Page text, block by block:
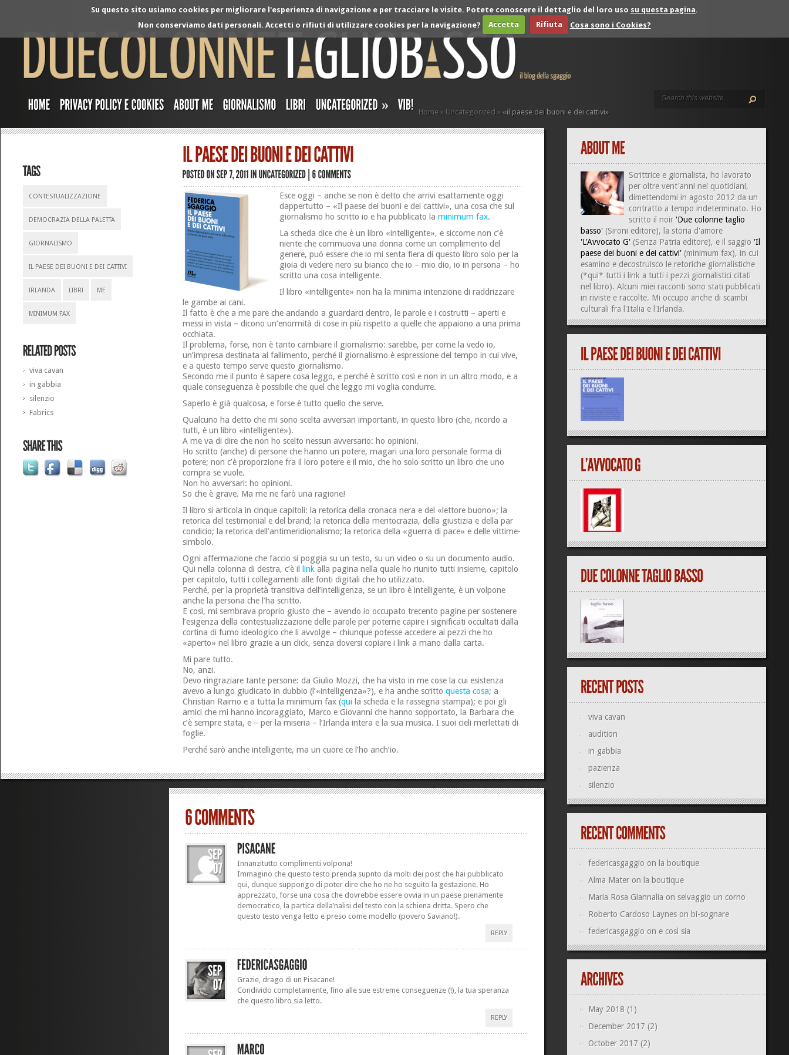
Su questo sito usiamo cookies per migliorare l'esperienza di navigazione e per tracciare le visite. Potete conoscere il dettaglio del loro uso su questa pagina.
Non conserviamo dati personali. Accetti o rifiuti di utilizzare cookies per la navigazione?
Accetta Rifiuta Cosa sono i Cookies?
» Home » Uncategorized » «il paese dei buoni e dei cattivi»
CONTESTUALIZZAZIONE
DEMOCRAZIA DELLA PALETTA
GIORNALISMO
IL PAESE DEI BUONI E DEI CATTIVI
IRLANDA LIBRI ME
MINIMUM FAX
viva cavan
in gabbia
silenzio
Fabrics
Esce oggi – anche se non è detto che arrivi esattamente oggi
dappertutto – «Il paese dei buoni e dei cattivi», una cosa che sul
giornalismo ho scritto io e ha pubblicato laminimum fax.
La scheda dice che è un libro «intelligente», e siccome non c’è
niente che commuova una donna come un complimento del
genere, può essere che io mi senta fiera di questo libro solo per la
gioia di vedere nero su bianco che io – mio dio, io in persona – ho
scritto una cosa intelligente.
Il libro «intelligente» non ha la minima intenzione di raddrizzare
le gambe ai cani.
Il fatto è che a me pare che andando a guardarci dentro, le parole e i costrutti – aperti e
messi in vista – dicono un’enormità di cose in più rispetto a quelle che appaiono a una prima
occhiata.
Il problema, forse, non è tanto cambiare il giornalismo: sarebbe, per come la vedo io,
un’impresa destinata al fallimento, perché il giornalismo è espressione del tempo in cui vive,
e a questo tempo serve questo giornalismo.
Secondo me il punto è sapere cosa leggo, e perché è scritto così e non in un altro modo, e a
quale conseguenza è possibile che quel che leggo mi voglia condurre.
Saperlo è già qualcosa, e forse è tutto quello che serve.
Qualcuno ha detto che mi sono scelta avversari importanti, in questo libro (che, ricordo a
tutti, è un libro «intelligente»).
A me va di dire che non ho scelto nessun avversario: ho opinioni.
Ho scritto (anche) di persone che hanno un potere, magari una loro personale forma di
potere; non c’è proporzione fra il loro potere e il mio, che ho solo scritto un libro che uno
compra se vuole.
Non ho avversari: ho opinioni.
So che è grave. Ma me ne farò una ragione!
Il libro si articola in cinque capitoli: la retorica della cronaca nera e del «lettore buono»; la
retorica del testimonial e del brand; la retorica della meritocrazia, della giustizia e della par
condicio; la retorica dell’antimeridionalismo; la retorica della «guerra di pace» e delle vittime-
simbolo.
Ogni affermazione che faccio si poggia su un testo, su un video o su un documento audio.
Qui nella colonna di destra, c’è il
link alla pagina nella quale ho riunito tutti insieme, capitolo
per capitolo, tutti i collegamenti alle fonti digitali che ho utilizzato.
Perché, per la proprietà transitiva dell’intelligenza, se un libro è intelligente, è un volpone
anche la persona che l’ha scritto.
E così, mi sembrava proprio giusto che – avendo io occupato trecento pagine per sostenere
l’esigenza della contestualizzazione delle parole per poterne capire i significati occultati dalla
cortina di fumo ideologico che li avvolge – chiunque potesse accedere ai pezzi che ho
«aperto» nel libro grazie a un click, senza doversi copiare i link a mano dalla carta.
Mi pare tutto.
No, anzi.
Devo ringraziare tante persone: da Giulio Mozzi, che ha visto in me cose la cui esistenza
avevo a lungo giudicato in dubbio (l’«intelligenza»?), e ha anche scrittoquesta cosa; a
Christian Raimo e a tutta la minimum fax (qui la scheda e la rassegna stampa); e poi gli
amici che mi hanno incoraggiato, Marco e Giovanni che hanno sopportato, la Barbara che
c’è sempre stata, e – per la miseria – l’Irlanda intera e la sua musica. I suoi cieli merlettati di
foglie.
Perché sarò anche intelligente, ma un cuore ce l’ho anch’io.
Innanzitutto complimenti volpona!
Immagino che questo testo prenda supnto da molti dei post che hai pubblicato
qui, dunque suppongo di poter dire che ho ne ho seguito la gestazione. Ho
apprezzato, forse una cosa che dovrebbe essere ovvia in un paese pienamente
democratico, la partica della’nalisi del testo con la schiena dritta. Spero che
questo testo venga letto e preso come modello (povero Saviano!).
REPLY
Grazie, drago di un Pisacane!
Condivido completamente, fino alle sue estreme conseguenze (!), la tua speranza
che questo libro sia letto.
REPLY
Scrittrice e giornalista, ho lavorato
per oltre vent'anni nei quotidiani,
dimettendomi in agosto 2012 da un
contratto a tempo indeterminato. Ho
scritto il noir 'Due colonne taglio
basso'(Sironi editore), la storia d'amore
'L'Avvocato G'(Senza Patria editore), e il saggio 'Il
paese dei buoni e dei cattivi'(minimum fax), in cui
esamino e decostruisco le retoriche giornalistiche
(*qui* tutti i link a tutti i pezzi giornalistici citati
nel libro). Alcuni miei racconti sono stati pubblicati
in riviste e raccolte. Mi occupo anche di scambi
culturalifra l'Italia e l'Irlanda.
viva cavan
audition
in gabbia
pazienza
silenzio
federicasgaggioon la boutique
Alma Materon la boutique
Maria Rosa Giannalia on selvaggio un corno
Roberto Cardoso Layneson bi-sognare
federicasgaggioon e così sia
May 2018(1)
December 2017(2)
October 2017(2)